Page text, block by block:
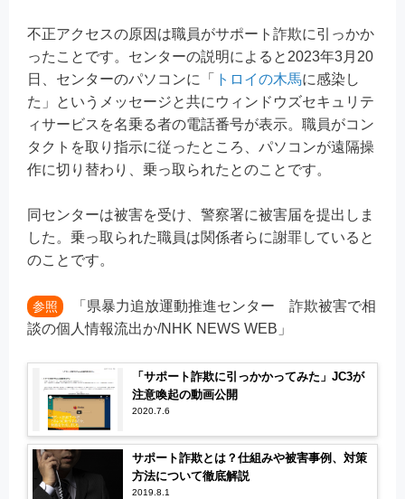
不正アクセスの原因は職員がサポート詐欺に引っかか
ったことです。センターの説明によると2023年3月20
日、センターのパソコンに「
トロイの木馬に感染し
た」というメッセージと共にウィンドウズセキュリテ
ィサービスを名乗る者の電話番号が表示。職員がコン
タクトを取り指示に従ったところ、パソコンが遠隔操
作に切り替わり、乗っ取られたとのことです。
同センターは被害を受け、警察署に被害届を提出しま
した。乗っ取られた職員は関係者らに謝罪していると
のことです。
参照
「県暴力追放運動推進センター 詐欺被害で相
談の個人情報流出か/NHK NEWS WEB」
「サポート詐欺に引っかかってみた」JC3が
注意喚起の動画公開
2020.7.6
サポート詐欺とは？仕組みや被害事例、対策
方法について徹底解説
2019.8.1